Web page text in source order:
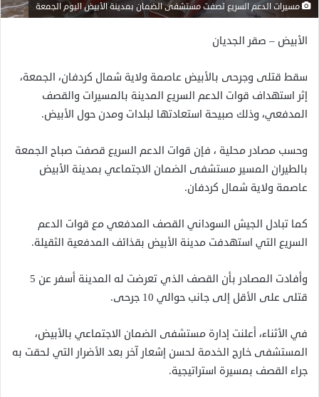
مسيرات الدعم السريع ثصفت مستشفى الضمان بمدينة الأبيض اليوم الجمعة
الأبيض – صقر الجديان
سقط قتلى وجرحى بالأبيض عاصمة ولاية شمال كردفان، الجمعة،
إثر استهداف قوات الدعم السريع المدينة بالمسيرات والقصف
المدفعي، وذلك صبيحة استعادتها لبلدات ومدن حول الأبيض.
وحسب مصادر محلية ، فإن قوات الدعم السريع قصفت صباح الجمعة
بالطيران المسير مستشفى الضمان الاجتماعي بمدينة الأبيض
عاصمة ولاية شمال كردفان.
كما تبادل الجيش السوداني القصف المدفعي مع قوات الدعم
السريع التي استهدفت مدينة الأبيض بقذائف المدفعية الثقيلة.
وأفادت المصادر بأن القصف الذي تعرضت له المدينة أسفر عن 5
قتلى على الأقل إلى جانب حوالي 10 جرحى.
في الأثناء، أعلنت إدارة مستشفى الضمان الاجتماعي بالأبيض،
المستشفى خارج الخدمة لحسن إشعار آخر بعد الأضرار التي لحقت به
جراء القصف بمسيرة استراتيجية.